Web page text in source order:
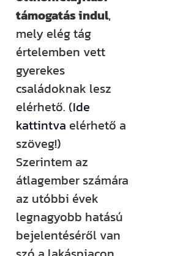
támogatás indul,
mely elég tág
értelemben vett
gyerekes
családoknak lesz
elérhető. (Ide
kattintva elérhető a
szöveg!)
Szerintem az
átlagember számára
az utóbbi évek
legnagyobb hatású
bejelentéséről van